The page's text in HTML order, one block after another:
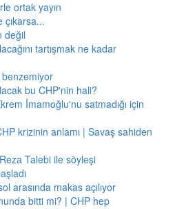
ortak yayın
değil
tartışmak ne kadar
bu CHP'nin hali?
İmamoğlu'nu satmadığı için
krizinin anlamı | Savaş sahiden
Talebi ile söyleşi
arasında makas açılıyor
bitti mi? | CHP hep